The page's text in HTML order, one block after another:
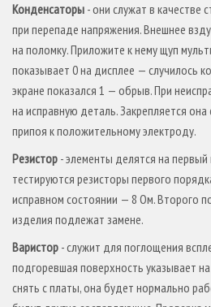
Конденсаторы - они служат в качестве
при перепаде напряжения. Внешнее
на поломку. Приложите к нему щуп
показывает 0 на дисплее — случилось
экране показался 1 — обрыв. При
на исправную деталь. Закрепляется
припоя к положительному электроду.
Резистор - элементы делятся на
тестируются резисторы первого
исправном состоянии — 8 Ом. Второго
изделия подлежат замене.
Варистор - служит для поглощения
подгоревшая поверхность указывает
снять с платы, она будет нормально